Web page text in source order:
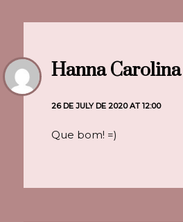
Hanna
26 DE JULY DE 2020 AT 12:00
Que bom! =)